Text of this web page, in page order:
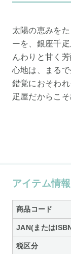
太陽の恵みを
ーを、銀座千
んわりと甘く
心地は、まる
錯覚におそわ
疋屋だからこ
アイテム情報
商品コード
JAN(または
税区分